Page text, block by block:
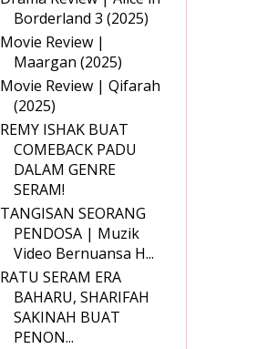
Borderland 3 (2025)
Movie Review |
Maargan (2025)
Movie Review | Qifarah
(2025)
REMY ISHAK BUAT
COMEBACK PADU
DALAM GENRE
SERAM!
TANGISAN SEORANG
PENDOSA | Muzik
Video Bernuansa H...
RATU SERAM ERA
BAHARU, SHARIFAH
SAKINAH BUAT
PENON...